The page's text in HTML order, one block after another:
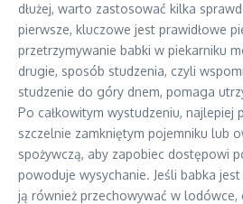
dłużej, warto zastosować kilka
pierwsze, kluczowe jest prawidłowe
przetrzymywanie babki w piekarniku
drugie, sposób studzenia, czyli
studzenie do góry dnem, pomaga
Po całkowitym wystudzeniu, najlepiej
szczelnie zamkniętym pojemniku lub
spożywczą, aby zapobiec dostępowi
powoduje wysychanie. Jeśli babka
ją również przechowywać w lodówce,